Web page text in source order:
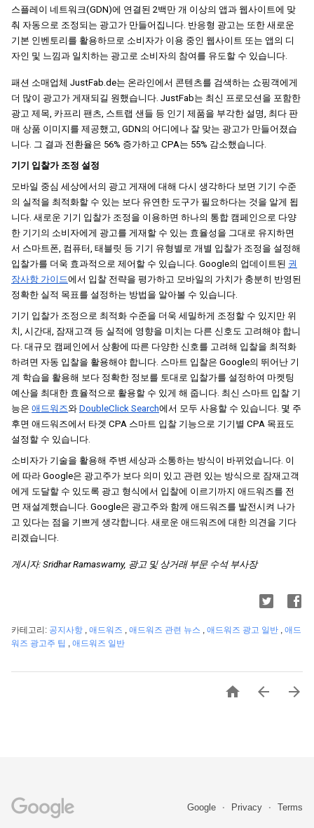
스플레이 네트워크(GDN)에 연결된 2백만 개 이상의 앱과 웹사이트에 맞
춰 자동으로 조정되는 광고가 만들어집니다. 반응형 광고는 또한 새로운
기본 인벤토리를 활용하므로 소비자가 이용 중인 웹사이트 또는 앱의 디
자인 및 느낌과 일치하는 광고로 소비자의 참여를 유도할 수 있습니다.
패션 소매업체 JustFab.de는 온라인에서 콘텐츠를 검색하는 쇼핑객에게
더 많이 광고가 게재되길 원했습니다. JustFab는 최신 프로모션을 포함한
광고 제목, 카프리 팬츠, 스트랩 샌들 등 인기 제품을 부각한 설명, 최다 판
매 상품 이미지를 제공했고, GDN의 어디에나 잘 맞는 광고가 만들어졌습
니다. 그 결과 전환율은 56% 증가하고 CPA는 55% 감소했습니다.
기기 입찰가 조정 설정
모바일 중심 세상에서의 광고 게재에 대해 다시 생각하다 보면 기기 수준
의 실적을 최적화할 수 있는 보다 유연한 도구가 필요하다는 것을 알게 됩
니다. 새로운 기기 입찰가 조정을 이용하면 하나의 통합 캠페인으로 다양
한 기기의 소비자에게 광고를 게재할 수 있는 효율성을 그대로 유지하면
서 스마트폰, 컴퓨터, 태블릿 등 기기 유형별로 개별 입찰가 조정을 설정해
입찰가를 더욱 효과적으로 제어할 수 있습니다. Google의 업데이트된 권
장사항 가이드에서 입찰 전략을 평가하고 모바일의 가치가 충분히 반영된
정확한 실적 목표를 설정하는 방법을 알아볼 수 있습니다.
기기 입찰가 조정으로 최적화 수준을 더욱 세밀하게 조정할 수 있지만 위
치, 시간대, 잠재고객 등 실적에 영향을 미치는 다른 신호도 고려해야 합니
다. 대규모 캠페인에서 상황에 따른 다양한 신호를 고려해 입찰을 최적화
하려면 자동 입찰을 활용해야 합니다. 스마트 입찰은 Google의 뛰어난 기
계 학습을 활용해 보다 정확한 정보를 토대로 입찰가를 설정하여 마켓팅
예산을 최대한 효율적으로 활용할 수 있게 해 줍니다. 최신 스마트 입찰 기
능은 애드워즈와 DoubleClick Search에서 모두 사용할 수 있습니다. 몇 주
후면 애드워즈에서 타겟 CPA 스마트 입찰 기능으로 기기별 CPA 목표도
설정할 수 있습니다.
소비자가 기술을 활용해 주변 세상과 소통하는 방식이 바뀌었습니다. 이
에 따라 Google은 광고주가 보다 의미 있고 관련 있는 방식으로 잠재고객
에게 도달할 수 있도록 광고 형식에서 입찰에 이르기까지 애드워즈를 전
면 재설계했습니다. Google은 광고주와 함께 애드워즈를 발전시켜 나가
고 있다는 점을 기쁘게 생각합니다. 새로운 애드워즈에 대한 의견을 기다
리겠습니다.
게시자: Sridhar Ramaswamy, 광고 및 상거래 부문 수석 부사장
카테고리: 공지사항 , 애드워즈 , 애드워즈 관련 뉴스 , 애드워즈 광고 일반 , 애드
워즈 광고주 팁 , 애드워즈 일반
  
Google Privacy Terms